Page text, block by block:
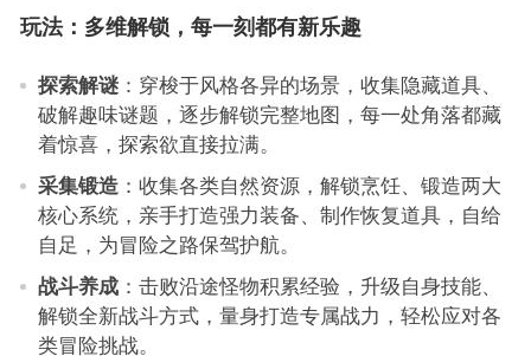
玩法：多维解锁，每一刻都有新乐趣
探索解谜：穿梭于风格各异的场景，收集隐藏道具、
破解趣味谜题，逐步解锁完整地图，每一处角落都藏
着惊喜，探索欲直接拉满。
采集锻造：收集各类自然资源，解锁烹饪、锻造两大
核心系统，亲手打造强力装备、制作恢复道具，自给
自足，为冒险之路保驾护航。
战斗养成：击败沿途怪物积累经验，升级自身技能、
解锁全新战斗方式，量身打造专属战力，轻松应对各
类冒险挑战。